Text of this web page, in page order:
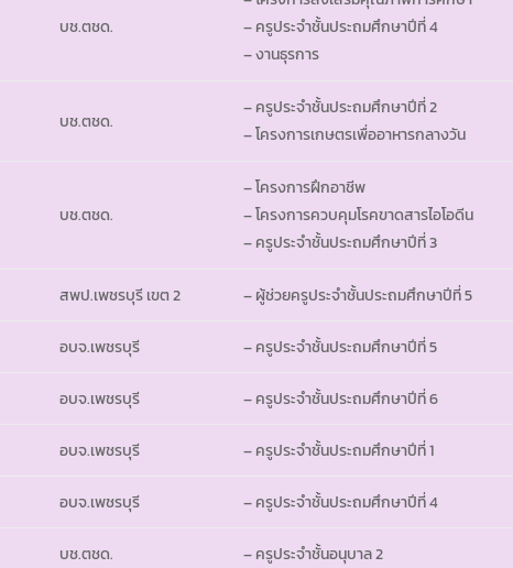
บช.ตชด.
– ครูประจำชั้นประถมศึกษาปีที่ 4
– งานธุรการ
บช.ตชด.
– ครูประจำชั้นประถมศึกษาปีที่ 2
– โครงการเกษตรเพื่ออาหารกลางวัน
บช.ตชด.
– โครงการฝึกอาชีพ
– โครงการควบคุมโรคขาดสารไอโอดีน
– ครูประจำชั้นประถมศึกษาปีที่ 3
สพป.เพชรบุรี เขต 2 – ผู้ช่วยครูประจำชั้นประถมศึกษาปีที่ 5
อบจ.เพชรบุรี – ครูประจำชั้นประถมศึกษาปีที่ 5
อบจ.เพชรบุรี – ครูประจำชั้นประถมศึกษาปีที่ 6
อบจ.เพชรบุรี – ครูประจำชั้นประถมศึกษาปีที่ 1
อบจ.เพชรบุรี – ครูประจำชั้นประถมศึกษาปีที่ 4
บช.ตชด. – ครูประจำชั้นอนุบาล 2